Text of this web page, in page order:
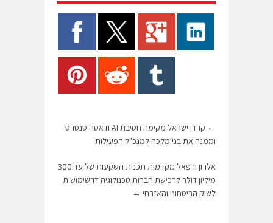
←
קרדן ישראל מקימה חטיבת AI ודאטה סנטרס
וממנה את בני מלכה למנכ"ל הפעילות
אלרון ורפאל מקדמות תכנית השקעות של עד 300
מיליון דולר לרכישת חברות טכנולוגיה דו־שימושית
לשוק הביטחוני והאזרחי →